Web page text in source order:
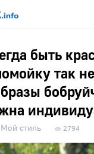
быть
так
Мой стиль 2794